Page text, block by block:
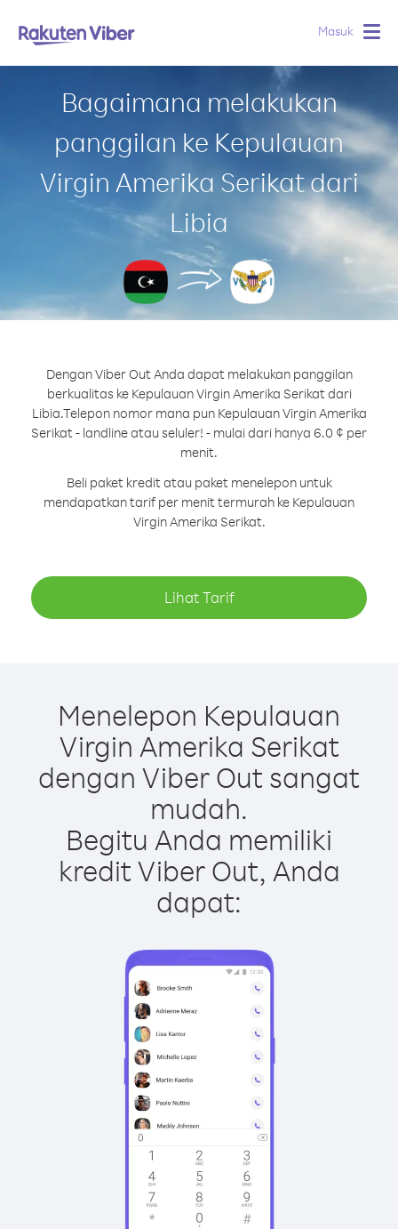
Masuk
Bagaimana melakukan
panggilan ke Kepulauan
Virgin Amerika Serikat dari
Libia
Dengan Viber Out Anda dapat melakukan panggilan
berkualitas ke Kepulauan Virgin Amerika Serikat dari
Libia.Telepon nomor mana pun Kepulauan Virgin Amerika
Serikat - landline atau seluler! - mulai dari hanya 6.0 ¢ per
menit.
Beli paket kredit atau paket menelepon untuk
mendapatkan tarif per menit termurah ke Kepulauan
Virgin Amerika Serikat.
Lihat Tarif
Menelepon Kepulauan
Virgin Amerika Serikat
dengan Viber Out sangat
mudah.
Begitu Anda memiliki
kredit Viber Out, Anda
dapat: